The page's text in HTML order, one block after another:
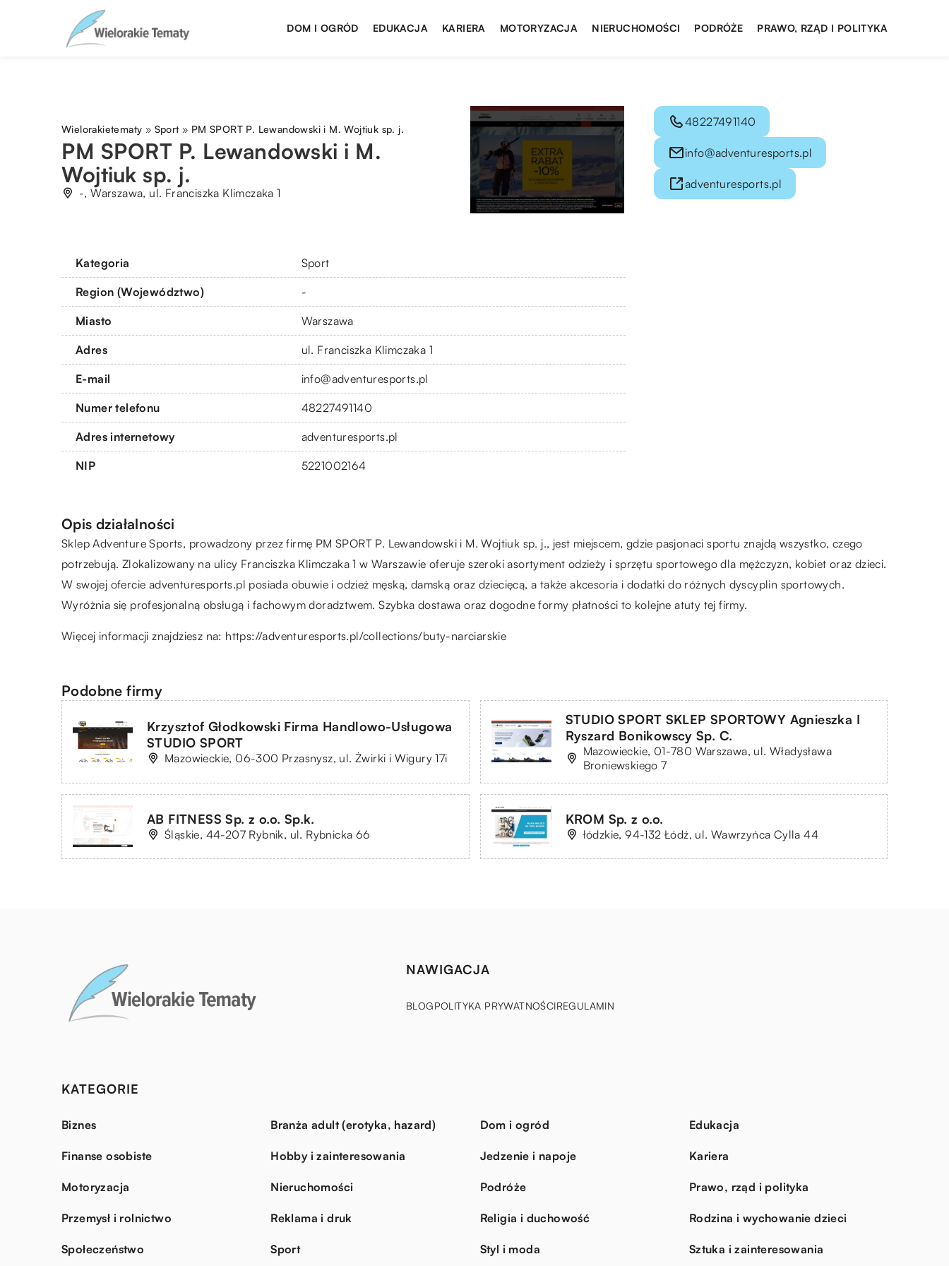
DOM I OGRÓD EDUKACJA KARIERA MOTORYZACJA NIERUCHOMOŚCI PODRÓŻE PRAWO, RZĄD I POLITYKA
Wielorakietematy » Sport» PM SPORT P. Lewandowski i M. Wojtiuk sp. j.
PM SPORT P. Lewandowski i M.
Wojtiuk sp. j.
-, Warszawa, ul. Franciszka Klimczaka 1
Kategoria Sport
Region (Województwo) -
Miasto Warszawa
Adres ul. Franciszka Klimczaka 1
E-mail info@adventuresports.pl
Numer telefonu 48227491140
Adres internetowy adventuresports.pl
NIP 5221002164
48227491140
info@adventuresports.pl
adventuresports.pl
Opis działalności
Sklep Adventure Sports, prowadzony przez firmę PM SPORT P. Lewandowski i M. Wojtiuk sp. j., jest miejscem, gdzie pasjonaci sportu znajdą wszystko, czego
potrzebują. Zlokalizowany na ulicy Franciszka Klimczaka 1 w Warszawie oferuje szeroki asortyment odzieży i sprzętu sportowego dla mężczyzn, kobiet oraz dzieci.
W swojej ofercie adventuresports.pl posiada obuwie i odzież męską, damską oraz dziecięcą, a także akcesoria i dodatki do różnych dyscyplin sportowych.
Wyróżnia się profesjonalną obsługą i fachowym doradztwem. Szybka dostawa oraz dogodne formy płatności to kolejne atuty tej firmy.
Więcej informacji znajdziesz na: https://adventuresports.pl/collections/buty-narciarskie
Podobne firmy
Krzysztof Głodkowski Firma Handlowo-Usługowa
STUDIO SPORT
Mazowieckie, 06-300 Przasnysz, ul. Żwirki i Wigury 17i
STUDIO SPORT SKLEP SPORTOWY Agnieszka I
Ryszard Bonikowscy Sp. C.
Mazowieckie, 01-780 Warszawa, ul. Władysława
Broniewskiego 7
AB FITNESS Sp. z o.o. Sp.k.
Śląskie, 44-207 Rybnik, ul. Rybnicka 66
KROM Sp. z o.o.
łódzkie, 94-132 Łódź, ul. Wawrzyńca Cylla 44
NAWIGACJA
BLOGPOLITYKA PRYWATNOŚCIREGULAMIN
KATEGORIE
Biznes Branża adult (erotyka, hazard) Dom i ogród Edukacja
Finanse osobiste Hobby i zainteresowania Jedzenie i napoje Kariera
Motoryzacja Nieruchomości Podróże Prawo, rząd i polityka
Przemysł i rolnictwo Reklama i druk Religia i duchowość Rodzina i wychowanie dzieci
Społeczeństwo Sport Styl i moda Sztuka i zainteresowania